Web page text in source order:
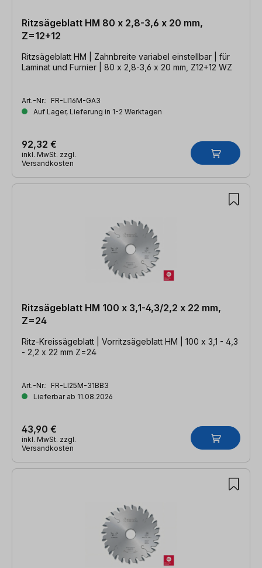
Ritzsägeblatt HM 80 x 2,8-3,6 x 20 mm,
Z=12+12
Ritzsägeblatt HM | Zahnbreite variabel einstellbar | für
Laminat und Furnier | 80 x 2,8-3,6 x 20 mm, Z12+12 WZ
Art.-Nr.: FR-LI16M-GA3
Auf Lager, Lieferung in 1-2 Werktagen
92,32 €
inkl. MwSt. zzgl.
Versandkosten
Ritzsägeblatt HM 100 x 3,1-4,3/2,2 x 22 mm,
Z=24
Ritz-Kreissägeblatt | Vorritzsägeblatt HM | 100 x 3,1 - 4,3
- 2,2 x 22 mm Z=24
Art.-Nr.: FR-LI25M-31BB3
Lieferbar ab 11.08.2026
43,90 €
inkl. MwSt. zzgl.
Versandkosten